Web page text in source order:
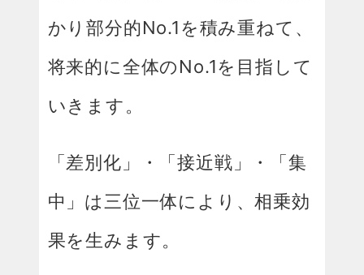
かり部分的No.1を積み重ねて、
将来的に全体のNo.1を目指して
いきます。
「差別化」・「接近戦」・「集
中」は三位一体により、相乗効
果を生みます。